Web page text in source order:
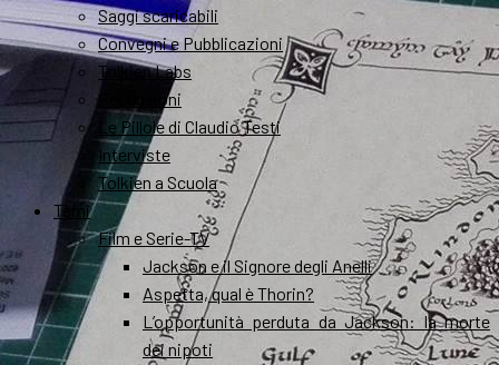
Saggi scaricabili
Convegni e Pubblicazioni
Tolkien Labs
Recensioni
Le Pillole di Claudio Testi
Interviste
Tolkien a Scuola
Temi
Film e Serie-TV
Jackson e il Signore degli Anelli
Aspetta, qual è Thorin?
L’opportunità perduta da Jackson: la morte
dei nipoti